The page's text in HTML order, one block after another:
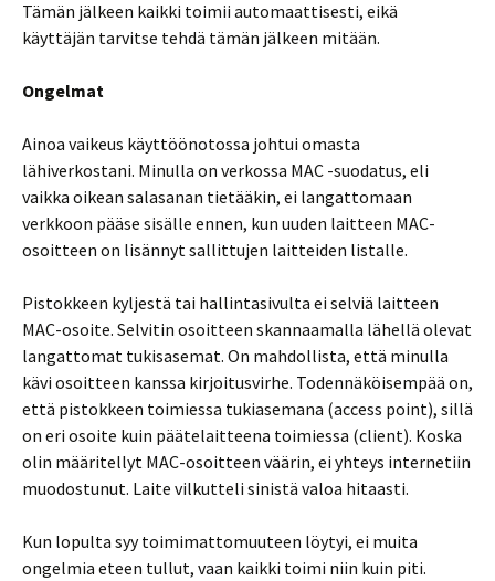
Tämän jälkeen kaikki toimii automaattisesti, eikä
käyttäjän tarvitse tehdä tämän jälkeen mitään.
Ongelmat
Ainoa vaikeus käyttöönotossa johtui omasta
lähiverkostani. Minulla on verkossa MAC -suodatus, eli
vaikka oikean salasanan tietääkin, ei langattomaan
verkkoon pääse sisälle ennen, kun uuden laitteen MAC-
osoitteen on lisännyt sallittujen laitteiden listalle.
Pistokkeen kyljestä tai hallintasivulta ei selviä laitteen
MAC-osoite. Selvitin osoitteen skannaamalla lähellä olevat
langattomat tukisasemat. On mahdollista, että minulla
kävi osoitteen kanssa kirjoitusvirhe. Todennäköisempää on,
että pistokkeen toimiessa tukiasemana (access point), sillä
on eri osoite kuin päätelaitteena toimiessa (client). Koska
olin määritellyt MAC-osoitteen väärin, ei yhteys internetiin
muodostunut. Laite vilkutteli sinistä valoa hitaasti.
Kun lopulta syy toimimattomuuteen löytyi, ei muita
ongelmia eteen tullut, vaan kaikki toimi niin kuin piti.